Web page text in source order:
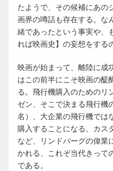
たようで、その候補にあの
画界の噂話も存在する。な
緒であったという事実や、
れば映画史】の妄想をする
映画が始まって、離陸に成
はこの前半にこそ映画の醍
る。飛行機購入のためのリ
ゼン、そこで決まる飛行機
名）、大企業の飛行機では
購入することになる、カス
など、リンドバーグの偉業
かれる、これぞ当代きって
である。